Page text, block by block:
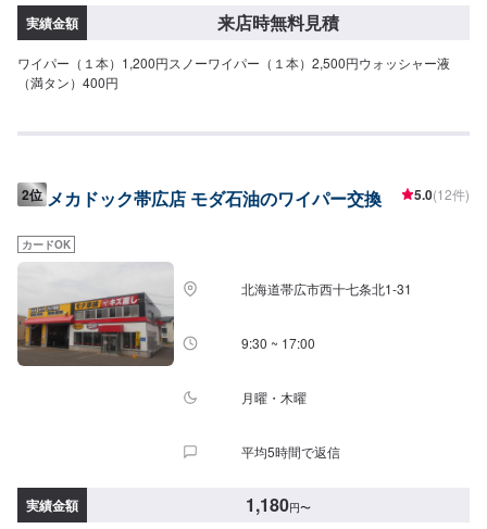
実績金額 来店時無料見積
ワイパー（１本）1,200円スノーワイパー（１本）2,500円ウォッシャー液
（満タン）400円
2位 メカドック帯広店 モダ石油のワイパー交換 5.0(12件)
カードOK
北海道帯広市西十七条北1-31
9:30 ~ 17:00
月曜・木曜
平均5時間で返信
実績金額 1,180円〜